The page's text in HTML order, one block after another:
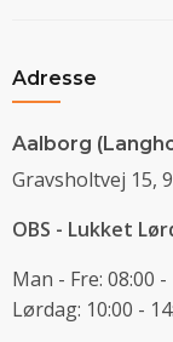
Adresse
Aalborg
Gravsholtvej 15,
OBS - Lukket
Man - Fre: 08:00 -
Lørdag: 10:00 -